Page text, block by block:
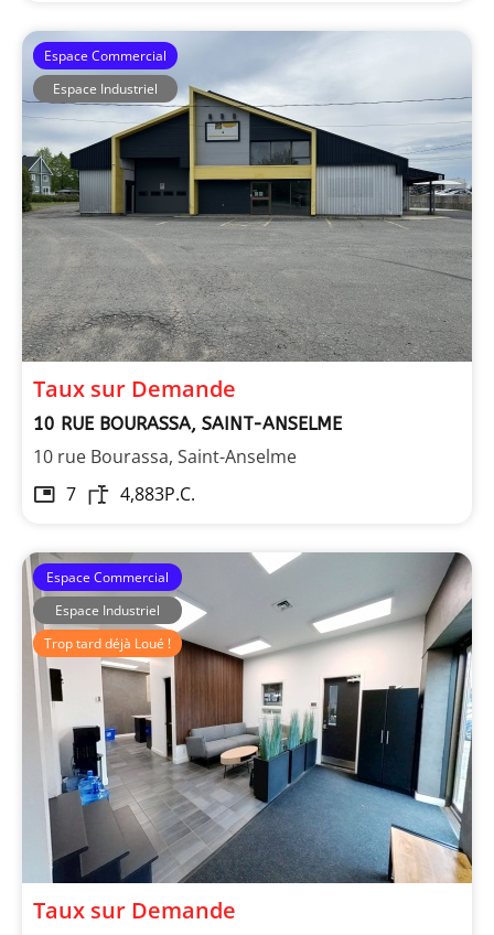
Espace Commercial
Espace Industriel
Taux sur Demande
10 RUE BOURASSA, SAINT-ANSELME
10 rue Bourassa, Saint-Anselme
7
4,883P.C.
Espace Commercial
Espace Industriel
Trop tard déjà Loué !
Immeuble MRA
Taux sur Demande